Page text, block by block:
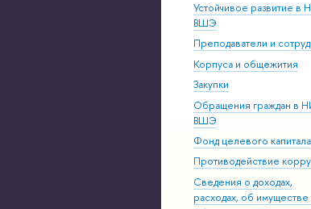
Устойчивое развитие в
ВШЭ
Преподаватели и
Корпуса и общежития
Закупки
Обращения граждан в
ВШЭ
Фонд целевого капитала
Противодействие
Сведения о доходах,
расходах, об имуществе